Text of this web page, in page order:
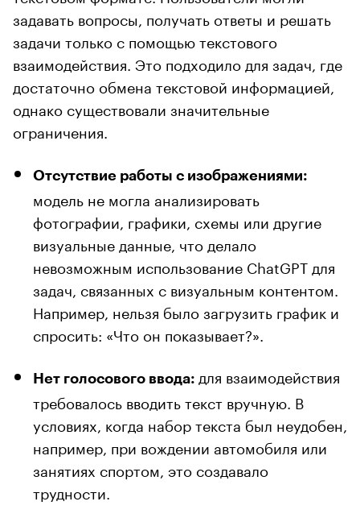
задавать вопросы, получать ответы и решать
задачи только с помощью текстового
взаимодействия. Это подходило для задач, где
достаточно обмена текстовой информацией,
однако существовали значительные
ограничения.
Отсутствие работы с изображениями:
модель не могла анализировать
фотографии, графики, схемы или другие
визуальные данные, что делало
невозможным использование ChatGPT для
задач, связанных с визуальным контентом.
Например, нельзя было загрузить график и
спросить: «Что он показывает?».
Нет голосового ввода: для взаимодействия
требовалось вводить текст вручную. В
условиях, когда набор текста был неудобен,
например, при вождении автомобиля или
занятиях спортом, это создавало
трудности.